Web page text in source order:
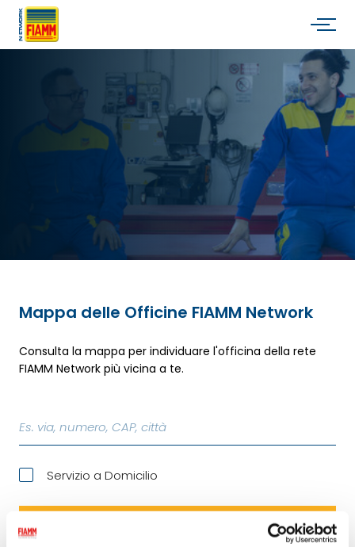
Mappa delle Officine FIAMM Network
Consulta la mappa per individuare l'officina della rete
FIAMM Network più vicina a te.
Es. via, numero, CAP, città
Servizio a Domicilio